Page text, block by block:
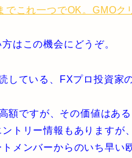
でこれ一つでOK。GMOク
はこの機会にどうぞ。
している、FXプロ投資
額ですが、その価値はある
トリー情報もありますが
メンバーからのいち早い